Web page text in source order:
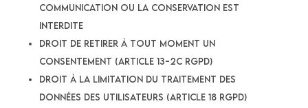
communication ou la conservation est
interdite
droit de retirer à tout moment un
consentement (article 13-2c RGPD)
droit à la limitation du traitement des
données des Utilisateurs (article 18 RGPD)